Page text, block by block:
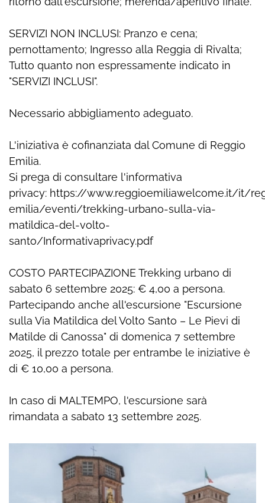
SERVIZI NON INCLUSI: Pranzo e cena;
pernottamento; Ingresso alla Reggia di Rivalta;
Tutto quanto non espressamente indicato in
"SERVIZI INCLUSI".
Necessario abbigliamento adeguato.
L'iniziativa è cofinanziata dal Comune di Reggio
Emilia.
Si prega di consultare l'informativa
privacy: https://www.reggioemiliawelcome.it/it/
emilia/eventi/trekking-urbano-sulla-via-
matildica-del-volto-
santo/Informativaprivacy.pdf
COSTO PARTECIPAZIONE Trekking urbano di
sabato 6 settembre 2025: € 4,00 a persona.
Partecipando anche all'escursione "Escursione
sulla Via Matildica del Volto Santo – Le Pievi di
Matilde di Canossa" di domenica 7 settembre
2025, il prezzo totale per entrambe le iniziative è
di € 10,00 a persona.
In caso di MALTEMPO, l'escursione sarà
rimandata a sabato 13 settembre 2025.